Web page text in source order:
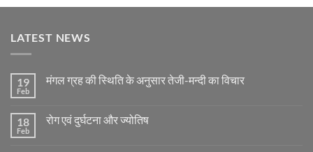
LATEST NEWS
19
Feb
मंगल ग्रह की स्थिति के अनुसार तेजी-मन्दी का विचार
मंगल
18
Feb
रोग एवं दुर्घटना और ज्योतिष